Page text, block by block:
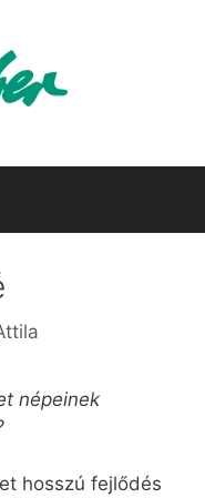
népeinek
hosszú fejlődés